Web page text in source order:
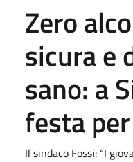
Zero
sicura e
sano: a
festa
Il sindaco Fossi: “I